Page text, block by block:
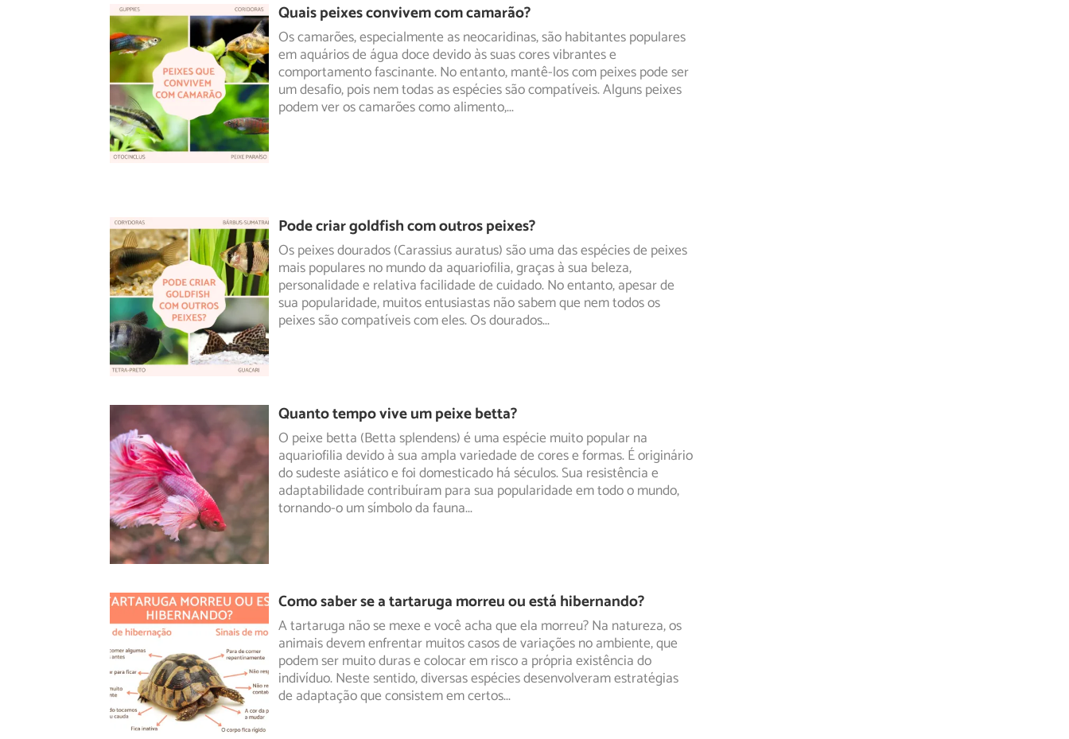
Quais peixes convivem com camarão?
Os camarões, especialmente as neocaridinas, são habitantes populares
em aquários de água doce devido às suas cores vibrantes e
comportamentofascinante. No entanto, mantê-los com peixes pode ser
um desafio, pois nem todas as espécies são compatíveis. Alguns peixes
podem ver os camarões como alimento,...
Pode criar goldfish com outros peixes?
Os peixes dourados (Carassius auratus) são uma das espécies de peixes
mais populares no mundo da aquariofilia, graças à sua beleza,
personalidadee relativa facilidade de cuidado. No entanto, apesar de
sua popularidade, muitos entusiastas não sabem que nem todos os
peixes são compatíveis com eles. Os dourados...
Quanto tempo vive um peixe betta?
O peixe betta (Betta splendens) é uma espécie muito popular na
aquariofilia devido à sua ampla variedade de cores e formas. É originário
dosudeste asiático e foi domesticado há séculos. Sua resistência e
adaptabilidade contribuíram para sua popularidade em todo o mundo,
tornando-o um símbolo da fauna...
Como saber se a tartaruga morreu ou está hibernando?
A tartaruga não se mexe e você acha que ela morreu? Na natureza, os
animais devem enfrentar muitos casos de variações no ambiente, que
podemser muito duras e colocar em risco a própria existência do
indivíduo. Neste sentido, diversas espécies desenvolveram estratégias
de adaptação que consistem em certos...